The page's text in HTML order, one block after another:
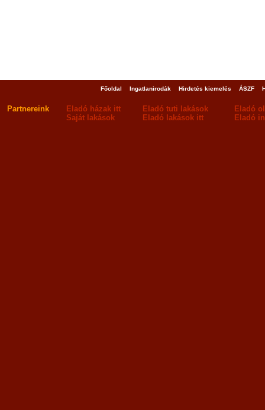
Főoldal Ingatlanirodák Hirdetés kiemelés ÁSZF
Partnereink Eladó házak itt Eladó tuti lakások
Eladó
Saját lakások
Eladó lakások itt Eladó